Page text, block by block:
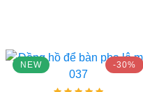
NEW -30%